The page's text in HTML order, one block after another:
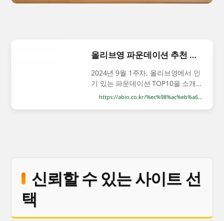
올리브영 파운데이션 추천 순위 TOP10 구매가이드 2024년 9월 1주차 – 최저가 쇼핑
2024년 9월 1주차, 올리브영에서 인
기 있는 파운데이션 TOP10을 소개
합니다. 피부 타입과 원하는 효과에
뷰디아니 승무원팩트 면세점 커버력
데 커버 쿠션 팩트 파운데이션 묻어
나지 않는 커버력좋은 쿠션팩트
https://abio.co.kr/%ec%98%ac%eb%a6%ac%eb%b8%8c%ec%98%81-%ed%8c%8c%ec%9a%b4%eb%8d%b0%ec%9d%b4%ec%85%98-%ec%b6%94%ec%b2%9c-%ec%88%9c%ec%9c%84-top10-%ea%b5%ac%eb%a7%a4%ea%b0%80%ec%9d%b4%eb%93%9c-2024%eb%85%84-9%ec%9b%94-1/
신뢰할 수 있는 사이트 선
택